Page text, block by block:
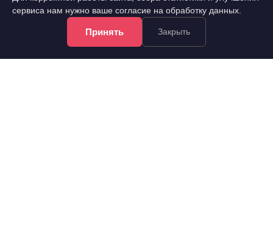
сервиса нам нужно ваше согласие на обработку данных.
Принять Закрыть